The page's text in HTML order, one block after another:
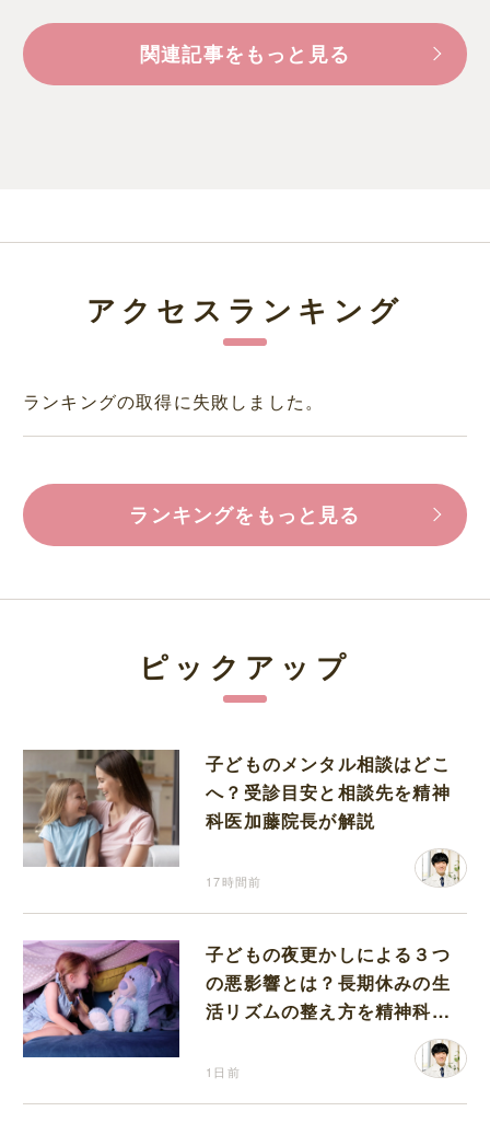
関連記事をもっと見る
アクセスランキング
ランキングの取得に失敗しました。
ランキングをもっと見る
ピックアップ
子どものメンタル相談はどこ
へ？受診目安と相談先を精神
科医加藤院長が解説
17時間前
子どもの夜更かしによる３つ
の悪影響とは？長期休みの生
活リズムの整え方を精神科医
1日前